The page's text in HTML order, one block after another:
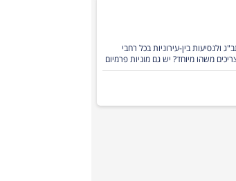
מתמחים בהסעות לנתב"ג ולנסיעות בין-עירוניות בכל רחבי
משהו מיוחד? יש גם מוניות פרמיום